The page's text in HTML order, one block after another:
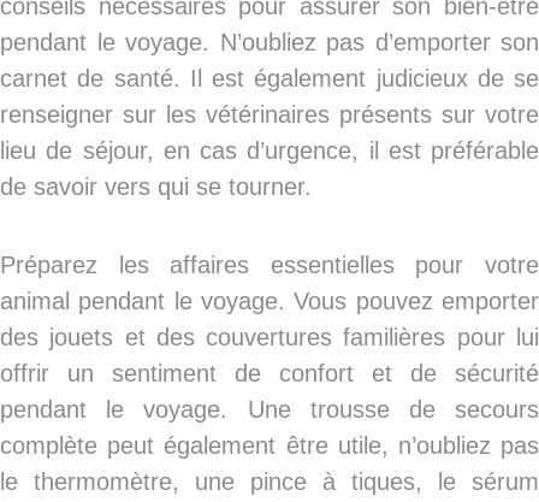
conseils nécessaires pour assurer son bien-être
pendant le voyage. N’oubliez pas d’emporter son
carnet de santé. Il est également judicieux de se
renseigner sur les vétérinaires présents sur votre
lieu de séjour, en cas d’urgence, il est préférable
de savoir vers qui se tourner.
Préparez les affaires essentielles pour votre
animal pendant le voyage. Vous pouvez emporter
des jouets et des couvertures familières pour lui
offrir un sentiment de confort et de sécurité
pendant le voyage. Une trousse de secours
complète peut également être utile, n’oubliez pas
le thermomètre, une pince à tiques, le sérum